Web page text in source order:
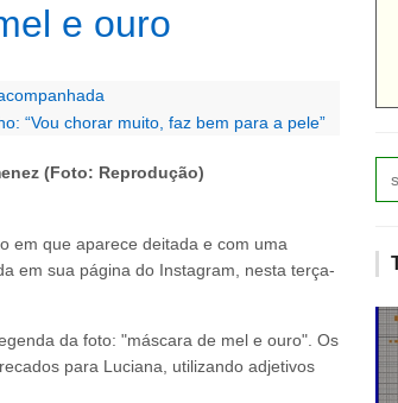
e ouro
“Vou chorar muito, faz bem para a pele”
(Foto: Reprodução)
em que aparece deitada e com uma
em sua página do Instagram, nesta terça-
da foto: "máscara de mel e ouro". Os
para Luciana, utilizando adjetivos